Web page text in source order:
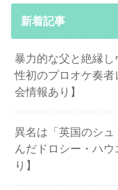
新着記事
暴力的な父と絶縁
性初のプロオケ奏
会情報あり】
異名は「英国のシ
んだドロシー・ハ
り】